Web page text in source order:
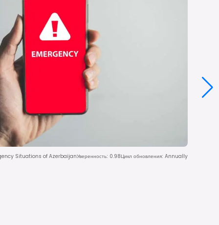
Situations of AzerbaijanУверенность: 0.98Цикл обновления: Annually